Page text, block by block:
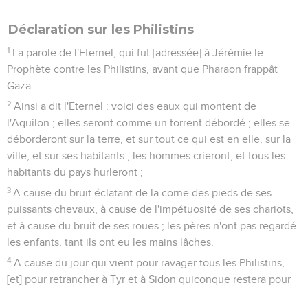
Déclaration sur les Philistins
1 La parole de l'Eternel, qui fut [adressée] à Jérémie le
Prophète contre les Philistins, avant que Pharaon frappât
Gaza.
2 Ainsi a dit l'Eternel : voici des eaux qui montent de
l'Aquilon ; elles seront comme un torrent débordé ; elles se
déborderont sur la terre, et sur tout ce qui est en elle, sur la
ville, et sur ses habitants ; les hommes crieront, et tous les
habitants du pays hurleront ;
3 A cause du bruit éclatant de la corne des pieds de ses
puissants chevaux, à cause de l'impétuosité de ses chariots,
et à cause du bruit de ses roues ; les pères n'ont pas regardé
les enfants, tant ils ont eu les mains lâches.
4 A cause du jour qui vient pour ravager tous les Philistins,
[et] pour retrancher à Tyr et à Sidon quiconque restera pour